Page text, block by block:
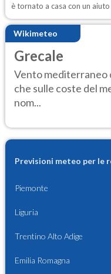
è tornato a casa con un
Wikimeteo
Grecale
Vento mediterraneo
che sulle coste del
nom...
Previsioni meteo per le
Piemonte
Liguria
Trentino Alto Adige
Emilia Romagna